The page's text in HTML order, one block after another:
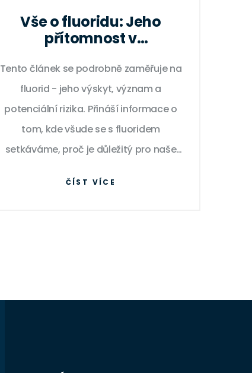
Vše o fluoridu: Jeho
přítomnost v
Tento článek se podrobně zaměřuje na
fluorid - jeho výskyt, význam a
potenciální rizika. Přináší informace o
tom, kde všude se s fluoridem
setkáváme, proč je důležitý pro naše
ČÍST VÍCE